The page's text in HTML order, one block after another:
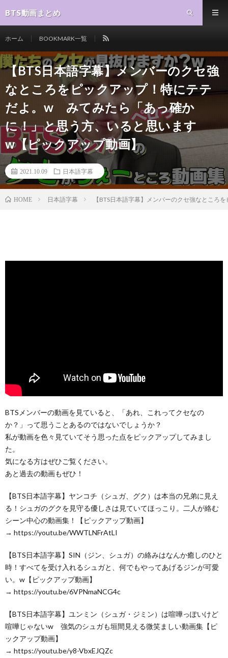
BTS動画まとめ
ホーム BOOKMARK一覧
【BTS日本語字幕】メンバーのクセ強
なところをピックアップ！特にテテ
だよ。w みてみたら「あっ確か
に！」と思う方、いると思います
w【ピックアップ動画】
2021.10.09 日本語字幕
HOME 日本語字幕 【BTS日本語字幕】メンバーのクセ強なとこ
BTSメンバーの動画を見ていると、「あれ、これってクセなの
か？」って思うことあるのではないでしょうか？
私が動画を色々見ていてそう思った点をピックアップしてみまし
た。
気になる方はぜひご覧ください。
あと過去の動画もぜひ！
【BTS日本語字幕】ヤンコチ（シュガ、グク）は本当の兄弟に見え
る！シュガのグクを見守る優しさは見ていてほっこり。二人が絡む
シーン中心の動画集！【ピックアップ動画】
→ https://youtu.be/WWTLNFrAtLI
【BTS日本語字幕】SIN（ジン、シュガ）の絡みはなんか癒しのひと
時！すべてを受け入れるシュガと、何でもやってあげるジンが可愛
い。w【ピックアップ動画】
→ https://youtu.be/6VPNmaNCG4c
【BTS日本語字幕】ユンミン（シュガ・ジミン）は喧嘩っぽいけど
喧嘩じゃないw 強気のシュガも垣間見える微笑ましい動画集【ピ
ックアップ動画】
→ https://youtu.be/y8-VbxEJQZc